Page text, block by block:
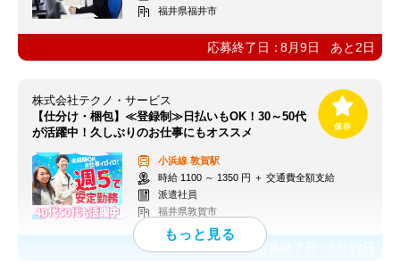
福井県福井市
応募終了日：8月9日 あと 2日
株式会社テクノ・サービス
【仕分け・梱包】≪登録制≫日払いもOK！30～50代
が活躍中！久しぶりのお仕事にもオススメ
小浜線 敦賀駅
時給 1100 ～ 1350 円 ＋ 交通費全額支給
派遣社員
福井県敦賀市
応募終了日：